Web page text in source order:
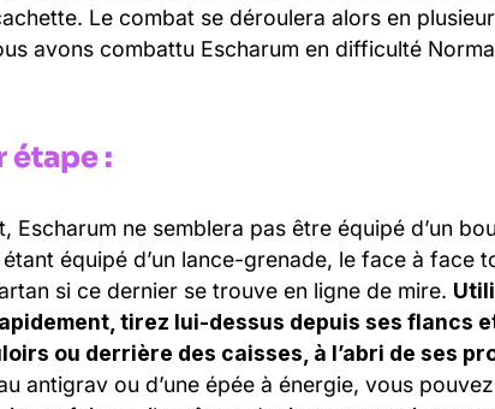
Le combat se déroulera alors en
avons combattu Escharum en difficulté
étape :
ne semblera pas être équipé d’un
équipé d’un lance-grenade, le face à face
si ce dernier se trouve en ligne de mire.
tirez lui-dessus depuis ses flancs
ou derrière des caisses, à l’abri de ses
antigrav ou d’une épée à énergie, vous